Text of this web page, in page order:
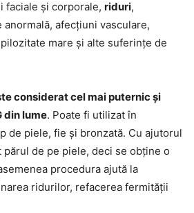
faciale și corporale, riduri,
afecțiuni vasculare,
mare și alte suferințe de
considerat cel mai puternic și
din lume. Poate fi utilizat în
de piele, fie și bronzată. Cu ajutorul
de pe piele, deci se obține o
procedura ajută la
ridurilor, refacerea fermității